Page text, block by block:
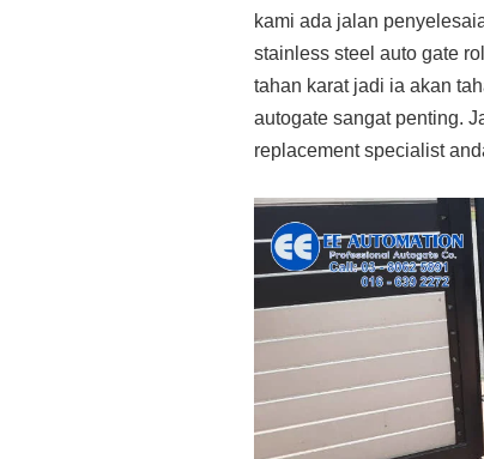
kami ada jalan
stainless steel auto gate
tahan karat jadi ia akan
autogate sangat penting.
replacement specialist